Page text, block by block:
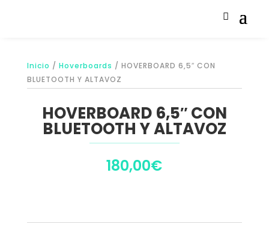
Inicio / Hoverboards / HOVERBOARD 6,5″ CON
BLUETOOTH Y ALTAVOZ
HOVERBOARD 6,5″ CON
BLUETOOTH Y ALTAVOZ
180,00€